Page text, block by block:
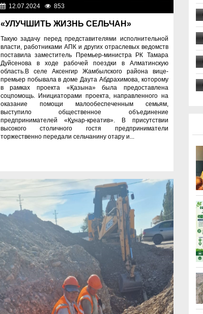
12.07.2024 853
«УЛУЧШИТЬ ЖИЗНЬ СЕЛЬЧАН»
Такую задачу перед представителями исполнительной
власти, работниками АПК и других отраслевых ведомств
поставила заместитель Премьер-министра РК Тамара
Дуйсенова в ходе рабочей поездки в Алматинскую
область.В селе Аксенгир Жамбылского района вице-
премьер побывала в доме Даута Абдрахимова, которому
в рамках проекта «Қазына» была предоставлена
соцпомощь. Инициаторами проекта, направленного на
оказание помощи малообеспеченным семьям,
выступило общественное объединение
предпринимателей «Құнар-креатив». В присутствии
высокого столичного гостя предприниматели
торжественно передали сельчанину отару и...